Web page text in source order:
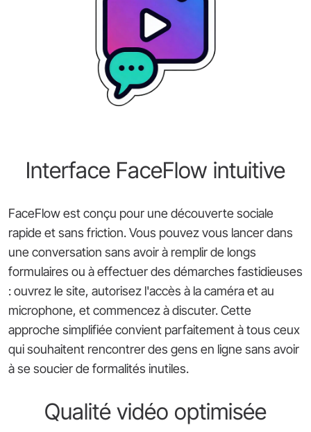
Interface FaceFlow intuitive
FaceFlow est conçu pour une découverte sociale
rapide et sans friction. Vous pouvez vous lancer dans
une conversation sans avoir à remplir de longs
formulaires ou à effectuer des démarches fastidieuses
: ouvrez le site, autorisez l'accès à la caméra et au
microphone, et commencez à discuter. Cette
approche simplifiée convient parfaitement à tous ceux
qui souhaitent rencontrer des gens en ligne sans avoir
à se soucier de formalités inutiles.
Qualité vidéo optimisée